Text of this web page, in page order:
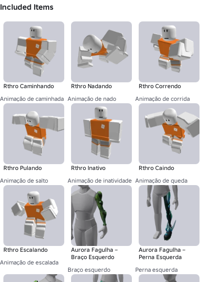
Included Items
Rthro Caminhando
Animação de caminhada
Rthro Nadando
Animação de nado
Rthro Correndo
Animação de corrida
Rthro Pulando
Animação de salto
Rthro Inativo
Animação de inatividade
Rthro Caindo
Animação de queda
Rthro Escalando
Animação de escalada
Aurora Fagulha –
Braço Esquerdo
Braço esquerdo
Aurora Fagulha –
Perna Esquerda
Perna esquerda